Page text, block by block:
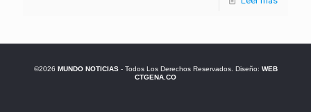
©2026 MUNDO NOTICIAS- Todos Los Derechos Reservados. Diseño: WEB
CTGENA.CO